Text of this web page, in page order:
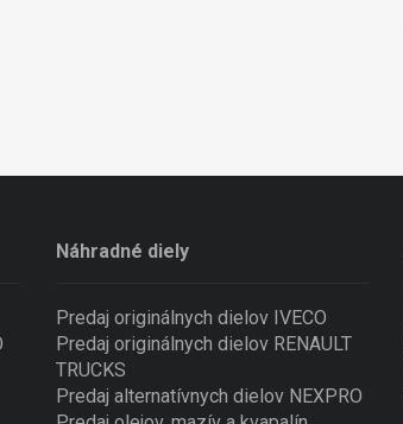
Náhradné diely
Predaj originálnych dielov IVECO
Predaj originálnych dielov RENAULT
TRUCKS
Predaj alternatívnych dielov NEXPRO